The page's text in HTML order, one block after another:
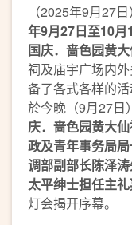
（2025年9月27
年9月27日至10月
国庆．啬色园黄大
祠及庙宇广场内
备了各式各样的
於今晚（9月27日
庆．啬色园黄大
政及青年事务局
调部副部长陈泽
太平绅士担任主
灯会揭开序幕。